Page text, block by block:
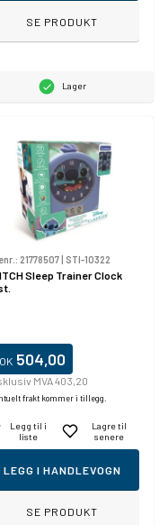
SE PRODUKT
Lager
21778507| STI-10322
Sleep Trainer Clock
504,00
MVA 403,20
frakt kommer i tillegg.
Legg til i
liste
Lagre til
senere
LEGG I HANDLEVOGN
SE PRODUKT